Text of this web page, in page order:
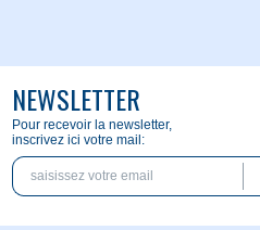
NEWSLETTER
Pour recevoir la newsletter,
inscrivez ici votre mail: